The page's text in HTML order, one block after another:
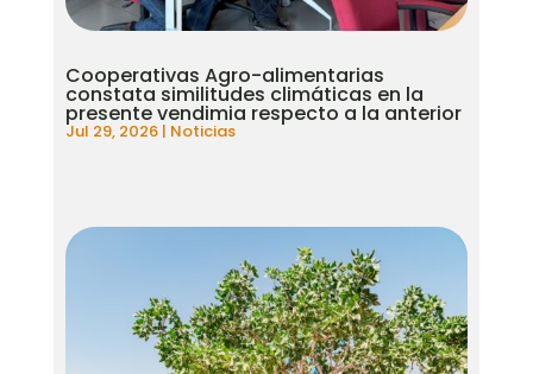
Cooperativas Agro-alimentarias
constata similitudes climáticas en la
presente vendimia respecto a la anterior
Jul 29, 2026| Noticias